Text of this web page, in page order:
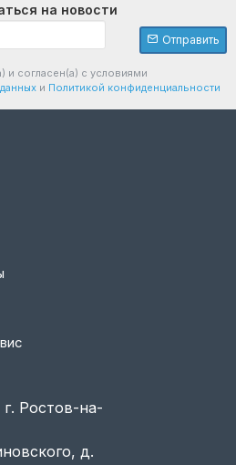
на новости
Отправить
и согласен(а) с условиями
и Политикой конфиденциальности
Ростов-на-
д.